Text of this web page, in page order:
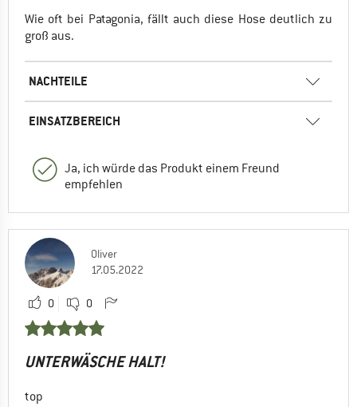
Wie oft bei Patagonia, fällt auch diese Hose deutlich zu
groß aus.
NACHTEILE
EINSATZBEREICH
Ja, ich würde das Produkt einem Freund
empfehlen
Oliver
17.05.2022
0 0
UNTERWÄSCHE HALT!
top